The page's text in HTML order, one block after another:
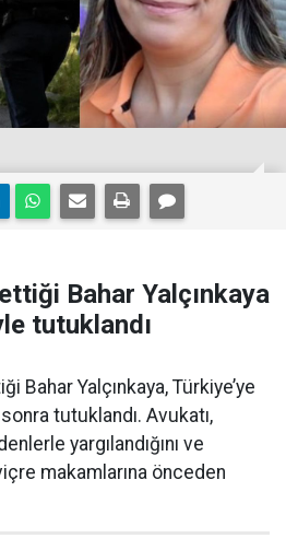
Bahar Yalçınkaya
tutuklandı
Bahar Yalçınkaya, Türkiye’ye
tutuklandı. Avukatı,
yargılandığını ve
makamlarına önceden